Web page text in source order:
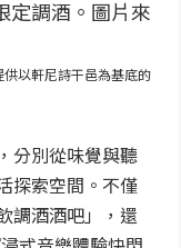
以軒尼詩干邑為基底的
分別從味覺與聽
探索空間。不僅
調酒酒吧」，還